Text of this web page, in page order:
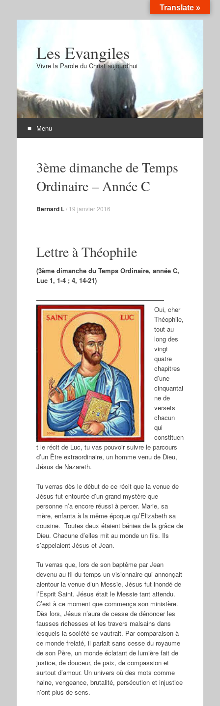
Les Evangiles
Vivre la Parole du Christ aujourd'hui
Menu
contenu3ème dimanche de Temps
Ordinaire – Année C
Bernard L/ 19 janvier 2016
Lettre à Théophile
(3ème dimanche du Temps Ordinaire, année C,
Luc 1, 1-4 ; 4, 14-21)
————————————————————
Oui, cher
Théophile,
tout au
long des
vingt
quatre
chapitres
d’une
cinquantai
ne de
versets
chacun
qui
constituen
t le récit de Luc, tu vas pouvoir suivre le parcours
d’un Être extraordinaire, un homme venu de Dieu,
Jésus de Nazareth.
Tu verras dès le début de ce récit que la venue de
Jésus fut entourée d’un grand mystère que
personne n’a encore réussi à percer. Marie, sa
mère, enfanta à la même époque qu’Elizabeth sa
cousine. Toutes deux étaient bénies de la grâce de
Dieu. Chacune d’elles mit au monde un fils. Ils
s’appelaient Jésus et Jean.
Tu verras que, lors de son baptême par Jean
devenu au fil du temps un visionnaire qui annonçait
alentour la venue d’un Messie, Jésus fut inondé de
l’Esprit Saint. Jésus était le Messie tant attendu.
C’est à ce moment que commença son ministère.
Dès lors, Jésus n’aura de cesse de dénoncer les
fausses richesses et les travers malsains dans
lesquels la société se vautrait. Par comparaison à
ce monde frelaté, il parlait sans cesse du royaume
de son Père, un monde éclatant de lumière fait de
justice, de douceur, de paix, de compassion et
surtout d’amour. Un univers où des mots comme
haine, vengeance, brutalité, persécution et injustice
n’ont plus de sens.
Translate »